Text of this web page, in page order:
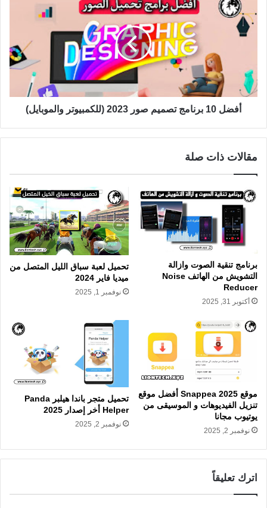
أفضل 10 برنامج تصميم صور 2023 (للكمبيوتر والموبايل)
مقالات ذات صلة
برنامج تنقية الصوت وازالة
التشويش من الهاتف Noise
Reducer
أكتوبر 31, 2025
تحميل لعبة سباق الليل المتصل من
ميديا فاير 2024
نوفمبر 1, 2025
موقع Snappea 2025 أفضل موقع
تنزيل الفيديوهات و الموسيقى من
يوتيوب مجانا
نوفمبر 2, 2025
تحميل متجر باندا هيلبر Panda
Helper أخر إصدار 2025
نوفمبر 2, 2025
اترك تعليقاً